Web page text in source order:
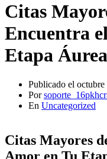
Citas
Encuentra
Etapa Áurea
Publicado el
Por
En Uncategorized
Citas Mayores
Amor en Tu